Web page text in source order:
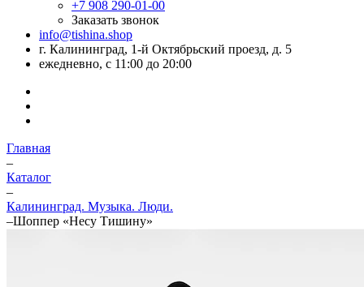
+7 908 290-01-00
Заказать звонок
info@tishina.shop
г. Калининград, 1-й Октябрьский проезд, д. 5
ежедневно, с 11:00 до 20:00
Главная
–
Каталог
–
Калининград. Музыка. Люди.
–Шоппер «Несу Тишину»